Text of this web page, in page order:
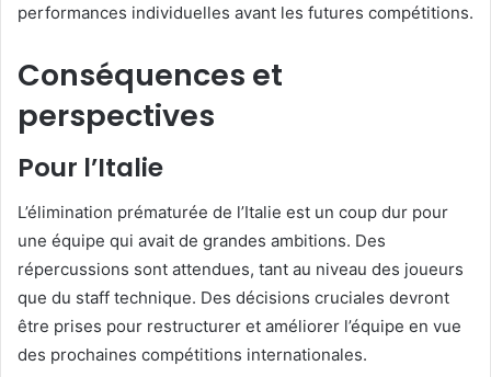
performances individuelles avant les futures compétitions.
Conséquences et
perspectives
Pour l’Italie
L’élimination prématurée de l’Italie est un coup dur pour
une équipe qui avait de grandes ambitions. Des
répercussions sont attendues, tant au niveau des joueurs
que du staff technique. Des décisions cruciales devront
être prises pour restructurer et améliorer l’équipe en vue
des prochaines compétitions internationales.